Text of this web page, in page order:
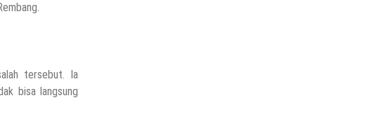
tersebut. Ia
bisa langsung